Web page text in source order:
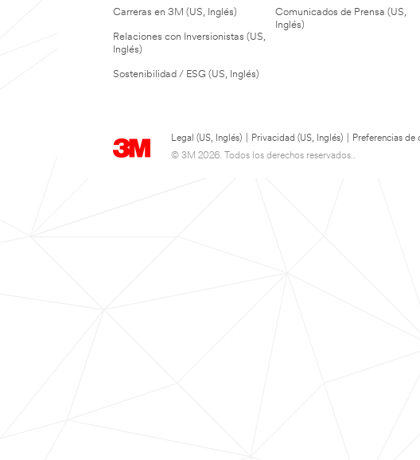
Carreras en 3M (US, Inglés)
Relaciones con Inversionistas (US,
Inglés)
Sostenibilidad / ESG (US, Inglés)
Comunicados de Prensa (US,
Inglés)
Legal (US, Inglés) Privacidad (US, Inglés)
Preferencias de
© 3M 2026. Todos los derechos reservados..